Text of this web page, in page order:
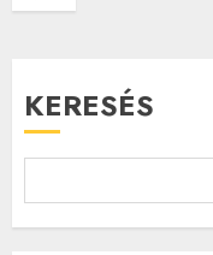
lapozása
KERESÉS